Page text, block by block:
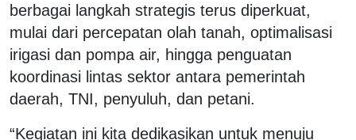
berbagai langkah strategis terus diperkuat,
mulai dari percepatan olah tanah, optimalisasi
irigasi dan pompa air, hingga penguatan
koordinasi lintas sektor antara pemerintah
daerah, TNI, penyuluh, dan petani.
“Kegiatan ini kita dedikasikan untuk menuju